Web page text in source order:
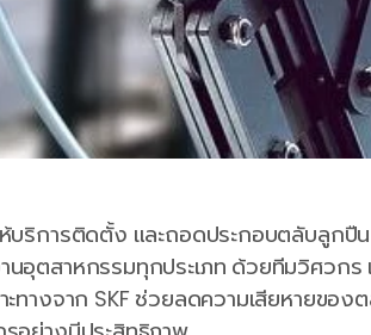
บริการติดตั้ง และถอดประกอบตลับลูก
อุตสาหกรรมทุกประเภท ด้วยทีมวิศวกร
ทางจาก SKF ช่วยลดความเสียหายขอ